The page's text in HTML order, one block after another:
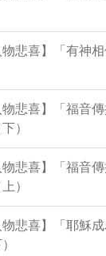
悲喜】「有神相
悲喜】「福音傳
）
悲喜】「福音傳
）
悲喜】「耶穌成